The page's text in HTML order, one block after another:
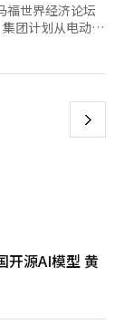
机器人出租车
。电动化战略从
在美国乔治亚州
。氢能业务也在
，效率和性能提
间的通信扩展将
和无人机等新型
系统翻译与编
福世界经济论坛
团计划从电动车
在活动前的书面
在韩国和美国工
，郑义宣强调机
年在制造设施
年至2030年
约9万亿韩元，
塞·穆尼奥斯将
电动车和混合动
作为合作伙伴赞
品市场的地位。
袖积极沟通，强
（AI）系统翻译
下
开源AI模型 黄